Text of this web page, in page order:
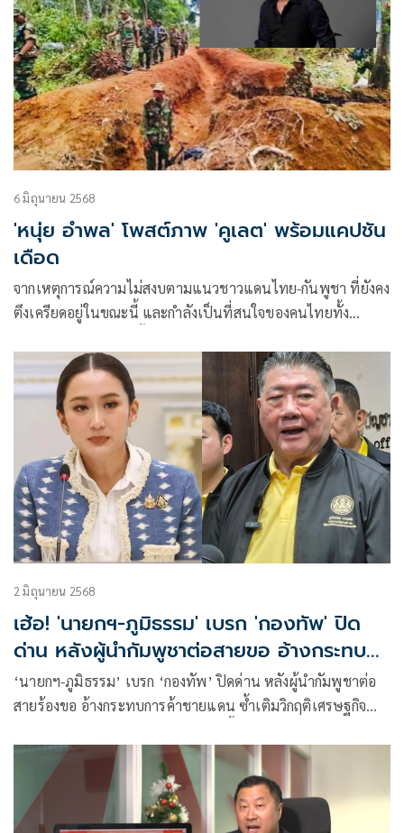
6 มิถุนายน 2568
'หนุ่ย อำพล' โพสต์ภาพ 'คูเลต' พร้อมแคปชัน
เดือด
จากเหตุการณ์ความไม่สงบตามแนวชาวแดนไทย-กันพูชา ที่ยังคง
ตึงเครียดอยู่ในขณะนี้ และกำลังเป็นที่สนใจของคนไทยทั้ง
อกเกอร์มือขวาในตำนาน ได้ออกมาแสดงความคิดเห็นถึงเรื่องดัง
กล่าวเช่นกัน
2 มิถุนายน 2568
เฮ้อ! 'นายกฯ-ภูมิธรรม' เบรก 'กองทัพ' ปิด
ด่าน หลังผู้นำกัมพูชาต่อสายขอ อ้างกระทบ
การค้าชายแดน
‘นายกฯ-ภูมิธรรม’ เบรก ‘กองทัพ’ ปิดด่าน หลังผู้นำกัมพูชาต่อ
สายร้องขอ อ้างกระทบการค้าชายแดน ซ้ำเติมวิกฤติเศรษฐกิจ